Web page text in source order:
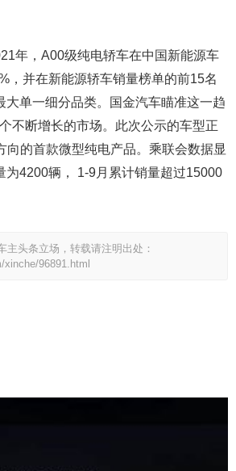
年，A00级纯电轿车在中国新能源车
，并在新能源轿车销量榜单的前15名
大单一细分品类。国金汽车瞄准这一趋
不断增长的市场。此次公示的车型正
向的首款微型纯电产品。乘联会数据显
为4200辆， 1-9月累计销量超过15000
主头条立场，转载请注明出处：
xinche/96891.html